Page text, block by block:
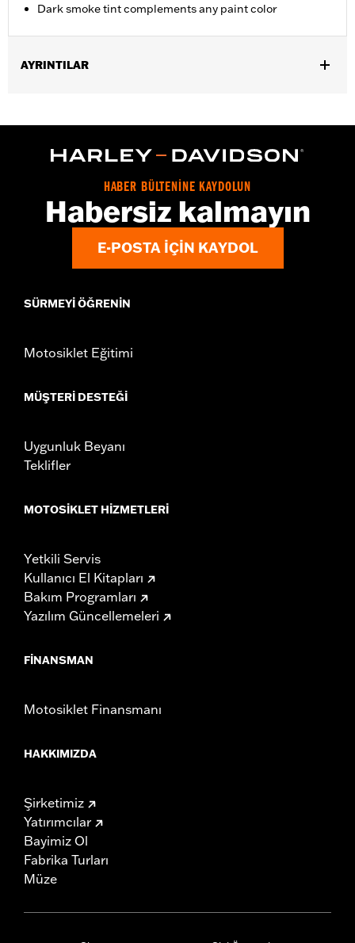
Dark smoke tint complements any paint color
AYRINTILAR
Material:Hard-coated Polycarbonate
Windshield only
Material Width UOM:Inches
Windshield Overall Height:4.0
Windshield Overall Height UOM:Inches
WARRANTY:1 year limited warranty – Go towww.h-
HABER BÜLTENİNE KAYDOLUN
Habersiz kalmayın
E-POSTA IÇIN KAYDOL
SÜRMEYI ÖĞRENIN
Motosiklet Eğitimi
MÜŞTERI DESTEĞI
Uygunluk Beyanı
Teklifler
MOTOSIKLET HIZMETLERI
Yetkili Servis
Kullanıcı El Kitapları
Bakım Programları
Yazılım Güncellemeleri
FINANSMAN
Motosiklet Finansmanı
HAKKIMIZDA
Şirketimiz
Yatırımcılar
Bayimiz Ol
Fabrika Turları
Müze